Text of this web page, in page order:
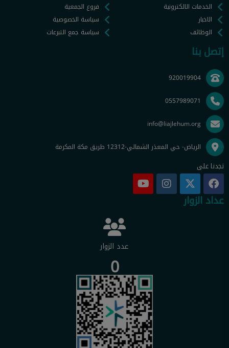
الخدمات الالكترونية
الاخبار
الوظائف
فروع الجمعية
سياسة الخصوصية
سياسة جمع التبرعات
إتصل بنا
920019904
0557989071
info@liajlehum.org
الرياض- حي المعذر الشمالي-12312 طريق مكة المكرمة
تجدنا على
عداد الزوار
عدد الزوار
0